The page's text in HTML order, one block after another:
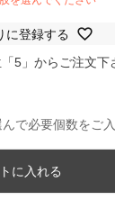
に登録する
に入れる